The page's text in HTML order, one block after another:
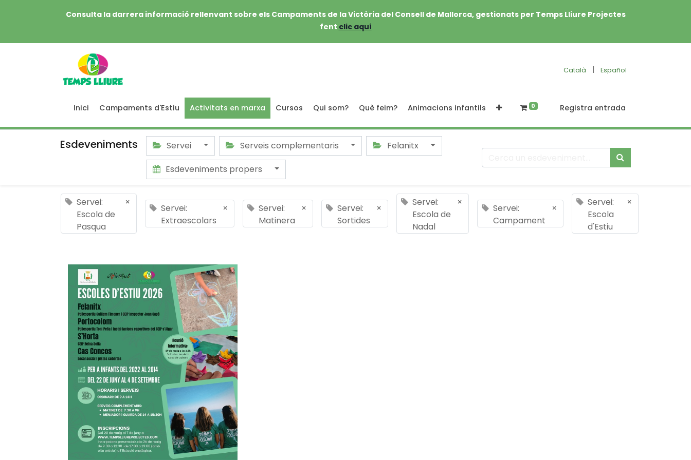
Consulta la darrera informació rellenvant sobre els Campaments de la Victòria del Consell de Mallorca, gestionats per Temps Lliure Projectes
fent clic aquí
Català | Español
Inici Campaments d'Estiu Activitats en marxa Cursos Qui som? Què feim? Animacions infantils 0 Registra entrada
Esdeveniments Servei Serveis complementaris
Felanitx
Esdeveniments propers
Servei:
Escola de
Pasqua
×
Servei:
Extraescolars
×
Servei:
Matinera
×
Servei:
Sortides
×
Servei:
Escola de
Nadal
×
Servei:
Campament
×
Servei:
Escola
d'Estiu
×